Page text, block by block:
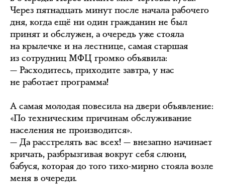
Через пятнадцать минут после начала рабочего
дня, когда ещё ни один гражданин не был
принят и обслужен, а очередь уже стояла
на крылечке и на лестнице, самая старшая
из сотрудниц МФЦ громко объявила:
— Расходитесь, приходите завтра, у нас
не работает программа!
А самая молодая повесила на двери объявление:
«По техническим причинам обслуживание
населения не производится».
— Да расстрелять вас всех! — внезапно начинает
кричать, разбрызгивая вокруг себя слюни,
бабуся, которая до того тихо-мирно стояла возле
меня в очереди.